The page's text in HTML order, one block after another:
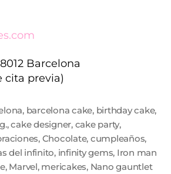
Barcelona
cita previa)
, barcelona cake, birthday cake,
,cake designer, cake party,
, Chocolate, cumpleaños,
del infinito, infinity gems, Iron man
, Marvel, mericakes, Nano gauntlet